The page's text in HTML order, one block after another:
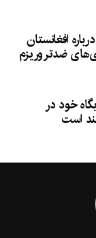
افغانستان
ضدتروریزم
خود در
است